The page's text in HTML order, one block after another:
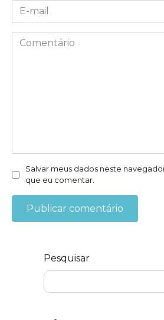
E-
mail
*Comentário
Salvar meus dados neste
que eu comentar.
Pesquisar